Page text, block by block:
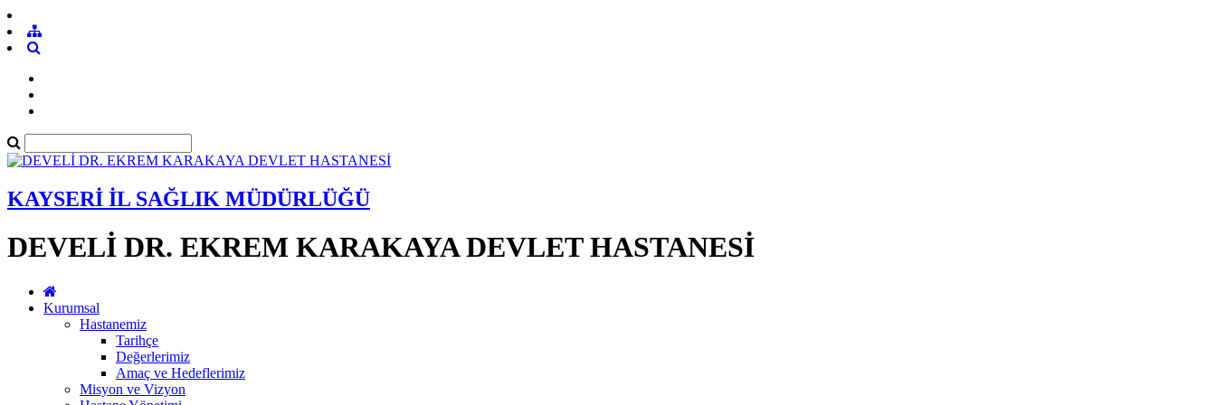
KAYSERİ İL SAĞLIK MÜDÜRLÜĞÜ
DEVELİ DR. EKREM KARAKAYA DEVLET HASTANESİ
Kurumsal
Hastanemiz
Tarihçe
Değerlerimiz
Amaç ve Hedeflerimiz
Misyon ve Vizyon